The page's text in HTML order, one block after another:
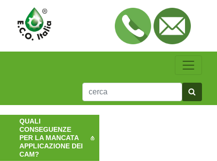
QUALI
CONSEGUENZE
PER LA MANCATA
APPLICAZIONE DEI
CAM?